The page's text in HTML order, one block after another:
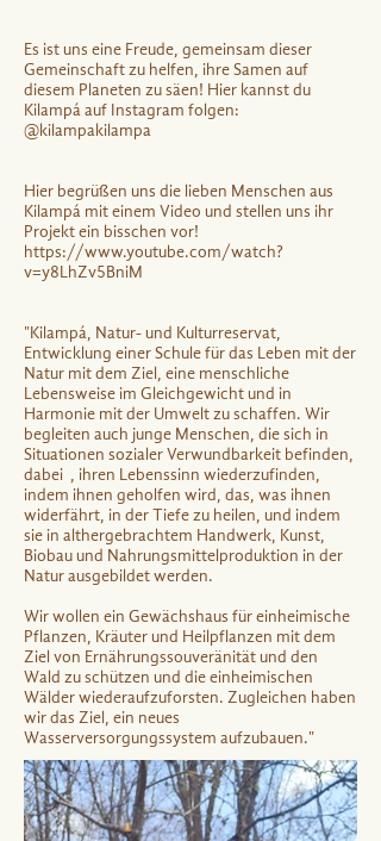
Es ist uns eine Freude, gemeinsam dieser
Gemeinschaft zu helfen, ihre Samen auf
diesem Planeten zu säen! Hier kannst du
Kilampá auf Instagram folgen:
@kilampakilampa
Hier begrüßen uns die lieben Menschen aus
Kilampá mit einem Video und stellen uns ihr
Projekt ein bisschen vor!
https://www.youtube.com/watch?
v=y8LhZv5BniM
"Kilampá, Natur- und Kulturreservat,
Entwicklung einer Schule für das Leben mit der
Natur mit dem Ziel, eine menschliche
Lebensweise im Gleichgewicht und in
Harmonie mit der Umwelt zu schaffen. Wir
begleiten auch junge Menschen, die sich in
Situationen sozialer Verwundbarkeit befinden,
dabei , ihren Lebenssinn wiederzufinden,
indem ihnen geholfen wird, das, was ihnen
widerfährt, in der Tiefe zu heilen, und indem
sie in althergebrachtem Handwerk, Kunst,
Biobau und Nahrungsmittelproduktion in der
Natur ausgebildet werden.
Wir wollen ein Gewächshaus für einheimische
Pflanzen, Kräuter und Heilpflanzen mit dem
Ziel von Ernährungssouveränität und den
Wald zu schützen und die einheimischen
Wälder wiederaufzuforsten. Zugleichen haben
wir das Ziel, ein neues
Wasserversorgungssystem aufzubauen."